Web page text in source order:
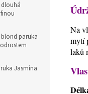
paruka
Jasmína
Na
mytí
laků